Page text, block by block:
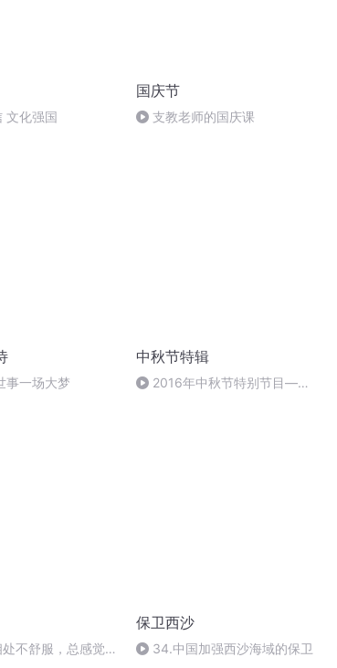
文化强国
国庆节
支教老师的国庆课
事一场大梦
中秋节特辑
2016年中秋节特别节目—夏
不舒服，总感觉她
保卫西沙
34.中国加强西沙海域的保卫